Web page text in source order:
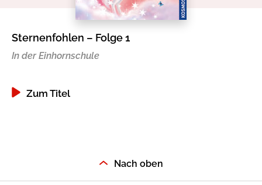
Sternenfohlen – Folge 1
In der Einhornschule
Zum Titel
Nach oben